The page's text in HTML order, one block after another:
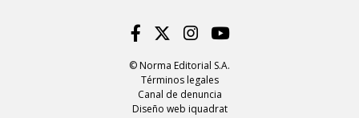
© Norma Editorial S.A.
Términos legales
Canal de denuncia
Diseño web iquadrat
Facebook
Twitter
Instagram
Youtube